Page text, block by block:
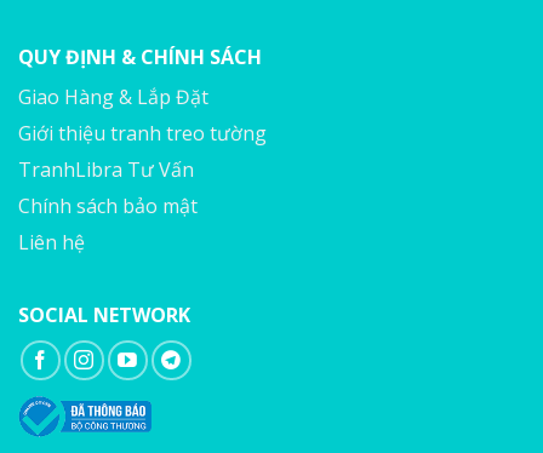
QUY ĐỊNH & CHÍNH SÁCH
Giao Hàng & Lắp Đặt
Giới thiệu tranh treo tường
TranhLibra Tư Vấn
Chính sách bảo mật
Liên hệ
SOCIAL NETWORK